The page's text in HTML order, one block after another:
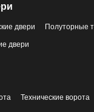
двери Полуторные
двери
Технические ворота